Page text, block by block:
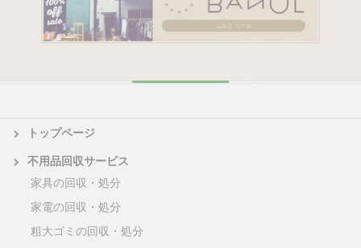
トップページ
不用品回収サービス
家具の回収・処分
家電の回収・処分
粗大ゴミの回収・処分